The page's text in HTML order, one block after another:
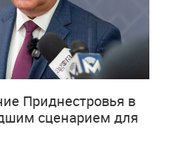
Приднестровья в
сценарием для